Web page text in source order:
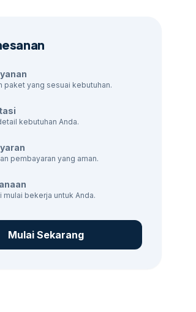
paket yang sesuai kebutuhan.
kebutuhan Anda.
pembayaran yang aman.
mulai bekerja untuk Anda.
Mulai Sekarang